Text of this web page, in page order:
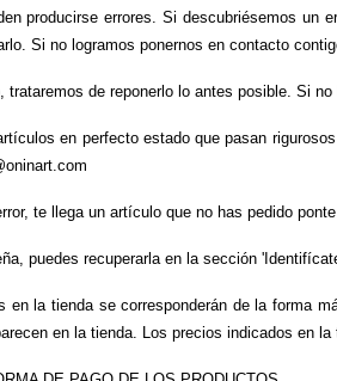
producirse errores. Si descubriésemos un
Si no logramos ponernos en contacto
trataremos de reponerlo lo antes posible. Si
en perfecto estado que pasan
te llega un artículo que no has pedido
puedes recuperarla en la sección
en la tienda se corresponderán de la forma
en la tienda. Los precios indicados en